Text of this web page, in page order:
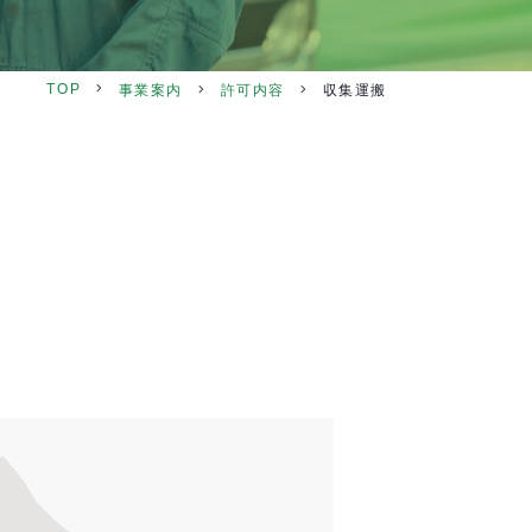
TOP 事業案内 許可内容 収集運搬